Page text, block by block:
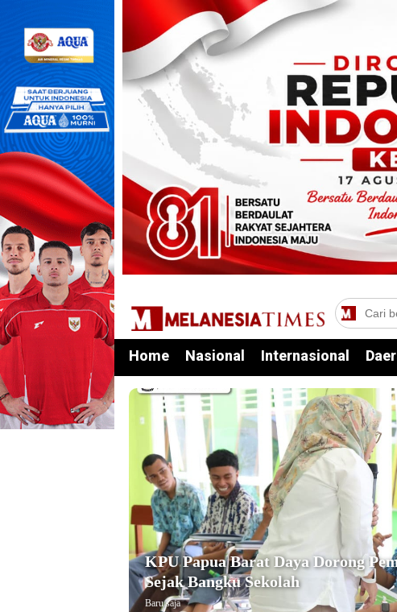
Home Nasional Internasional
KPU Papua Barat Daya Dorong
Sejak Bangku Sekolah
Baru saja